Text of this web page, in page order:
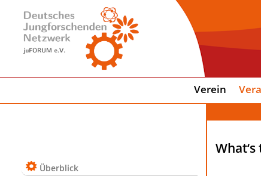
Verein
Überblick